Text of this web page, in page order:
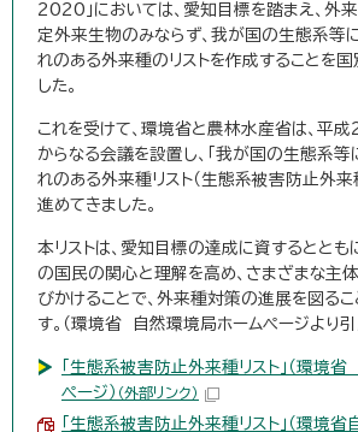
2020」においては、愛知目標を踏まえ、外
定外来生物のみならず、我が国の生態系等
れのある外来種のリストを作成することを
した。
これを受けて、環境省と農林水産省は、平
からなる会議を設置し、「我が国の生態系
れのある外来種リスト（生態系被害防止外来
進めてきました。
本リストは、愛知目標の達成に資するととも
の国民の関心と理解を高め、さまざまな主
びかけることで、外来種対策の進展を図る
す。（環境省 自然環境局ホームページより引
「生態系被害防止外来種リスト」（環境
ページ） （外部リンク）
「生態系被害防止外来種リスト」（環境